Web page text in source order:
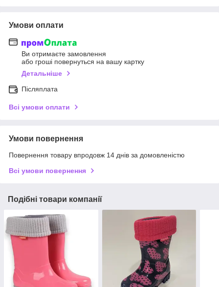
Умови оплати
Ви отримаєте замовлення
або гроші повернуться на вашу картку
Детальніше
Післяплата
Всі умови оплати
Умови повернення
Повернення товару впродовж 14 днів за домовленістю
Всі умови повернення
Подібні товари компанії